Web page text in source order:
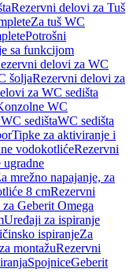
Rezervni delovi za Tuš
Za tuš WC
Potrošni
sa funkcijom
delovi za WC
šoljaRezervni delovi za
za WC sedišta
WC
sedištaWC sedišta
Tipke za aktiviranje i
vodokotlićeRezervni
mrežno napajanje, za
8 cmRezervni
Geberit Omega
Uređaji za ispiranje
ispiranjeZa
montažuRezervni
SpojniceGeberit